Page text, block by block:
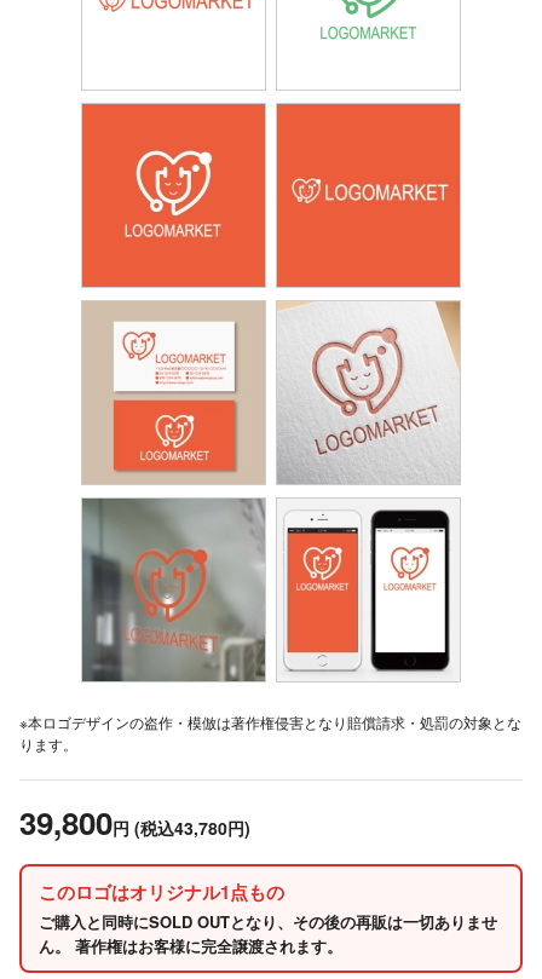
※本ロゴデザインの盗作・模倣は著作権侵害となり賠償請求・処罰の対象とな
ります。
39,800円 (税込43,780円)
このロゴはオリジナル1点もの
ご購入と同時にSOLD OUTとなり、その後の再販は一切ありませ
ん。 著作権はお客様に完全譲渡されます。